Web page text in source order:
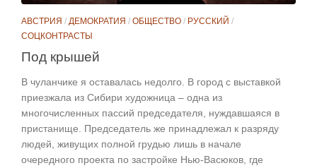
АВСТРИЯ / ДЕМОКРАТИЯ / ОБЩЕСТВО / РУССКИЙ /
СОЦКОНТРАСТЫ
Под крышей
В чуланчике я оставалась недолго. В город с выставкой
приезжала из Сибири художница – одна из
многочисленных пассий председателя, нуждавшаяся в
пристанище. Председатель же принадлежал к разряду
людей, живущих полной грудью лишь в начале
очередного проекта по застройке Нью-Васюков, где